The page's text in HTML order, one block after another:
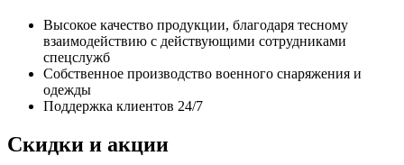
Высокое качество продукции, благодаря тесному
взаимодействию с действующими сотрудниками
спецслужб
Собственное производство военного снаряжения и
одежды
Поддержка клиентов 24/7
Скидки и акции